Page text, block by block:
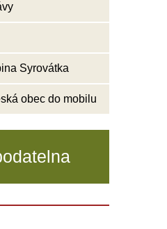
Syrovátka
obec do mobilu